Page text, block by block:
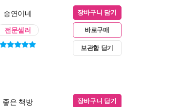
승연이네
전문셀러
장바구니 담기
바로구매
보관함 담기
좋은 책방 장바구니 담기